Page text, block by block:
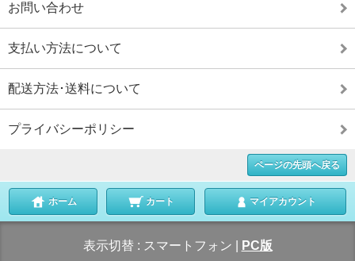
お問い合わせ
支払い方法について
配送方法･送料について
プライバシーポリシー
ページの先頭へ戻る
ホーム カート マイアカウント
表示切替 : スマートフォン PC版